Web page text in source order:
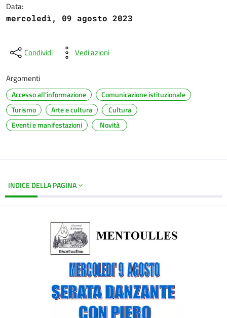
Data:
mercoledì, 09 agosto 2023
Condividi Vedi azioni
Argomenti
Accesso all'informazione
Comunicazione istituzionale
Turismo
Arte e cultura
Cultura
Eventi e manifestazioni
Novità
INDICE DELLA PAGINA